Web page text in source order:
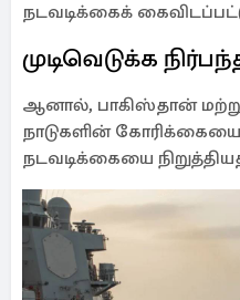
நடவடிக்கைக்
முடிவெடுக்க
ஆனால், பாகிஸ்தான்
நாடுகளின்
நடவடிக்கையை